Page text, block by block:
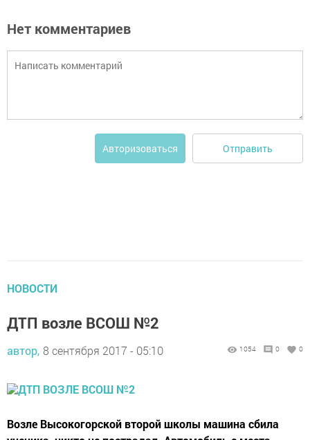
Нет комментариев
Авторизоваться Отправить
НОВОСТИ
ДТП возле ВСОШ №2
автор, 8 сентября 2017 - 05:10 1054 0 0
Возле Высокогорской второй школы машина сбила